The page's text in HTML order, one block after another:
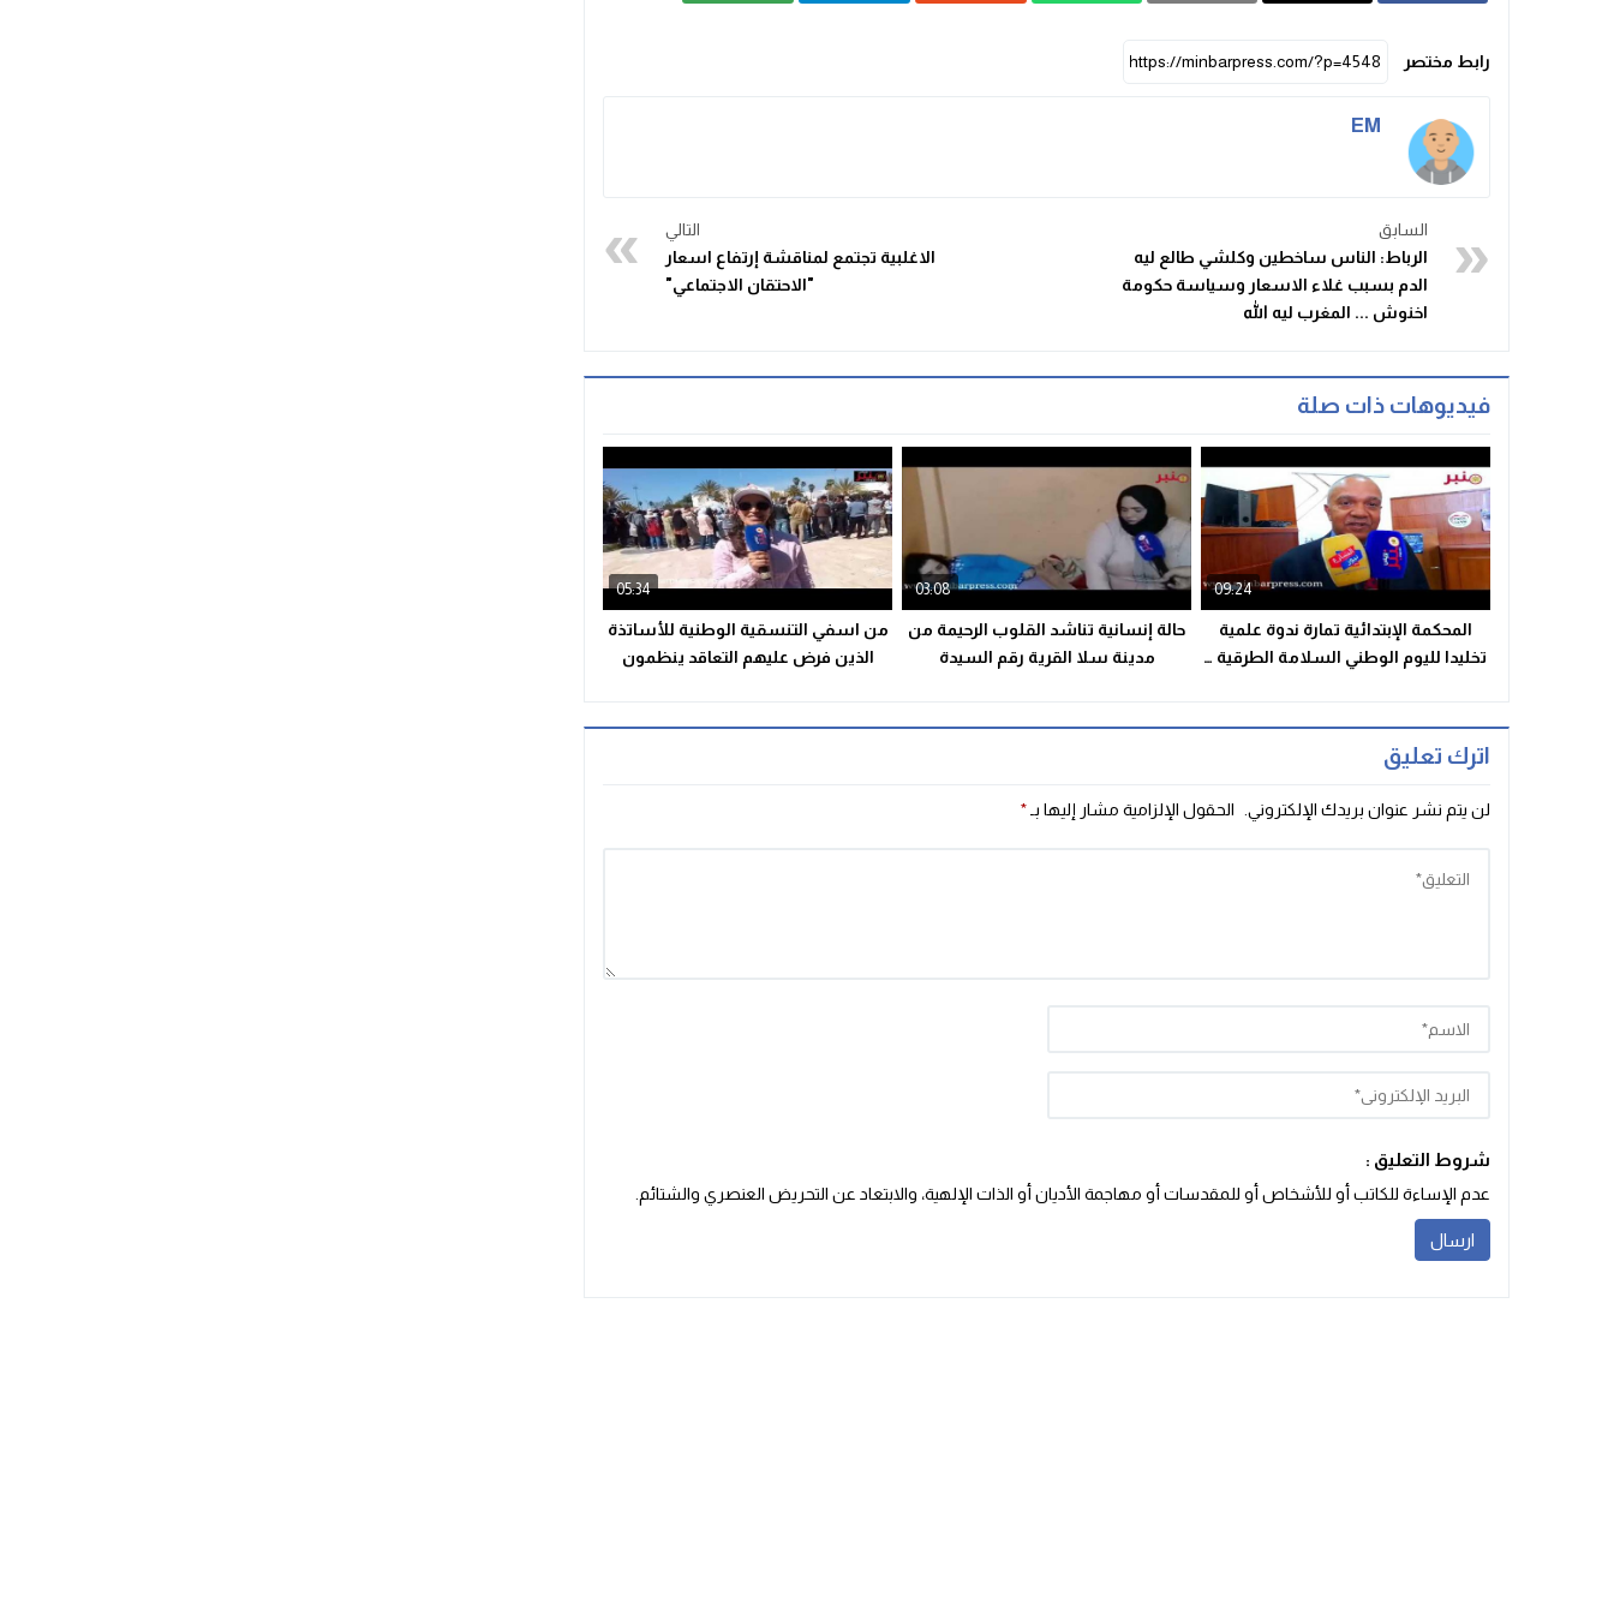
رابط مختصر
EM
السابق
الرباط: الناس ساخطين وكلشي طالع ليه
الدم بسبب غلاء الاسعار وسياسة حكومة
اخنوش ... المغرب ليه الله
التالي
الاغلبية تجتمع لمناقشة إرتفاع اسعار
"الاحتقان الاجتماعي"
فيديوهات ذات صلة
09:24
المحكمة الإبتدائية تمارة ندوة علمية
تخليدا لليوم الوطني السلامة الطرقية …
03:08
حالة إنسانية تناشد القلوب الرحيمة من
مدينة سلا القرية رقم السيدة
05:34
من اسفي التنسقية الوطنية للأساتذة
الذين فرض عليهم التعاقد ينظمون
اترك تعليق
لن يتم نشر عنوان بريدك الإلكتروني. الحقول الإلزامية مشار إليها بـ*
شروط التعليق :
عدم الإساءة للكاتب أو للأشخاص أو للمقدسات أو مهاجمة الأديان أو الذات الإلهية، والابتعاد عن التحريض العنصري والشتائم‬.